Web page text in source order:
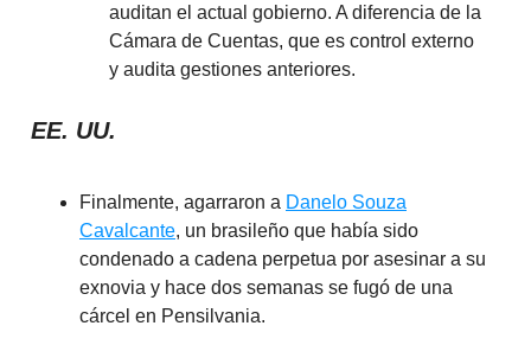
auditan el actual gobierno. A diferencia de la
Cámara de Cuentas, que es control externo
y audita gestiones anteriores.
EE. UU.
Finalmente, agarraron a Danelo Souza
Cavalcante, un brasileño que había sido
condenado a cadena perpetua por asesinar a su
exnovia y hace dos semanas se fugó de una
cárcel en Pensilvania.